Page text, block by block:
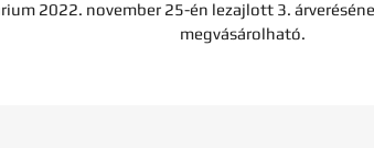
2022. november 25-én lezajlott 3.
megvásárolható.